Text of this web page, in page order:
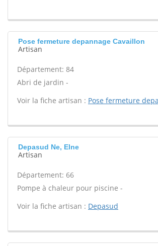
Pose fermeture depannage Cavaillon
Artisan
Département: 84
Abri de jardin -
Voir la fiche artisan : Pose fermeture
Depasud Ne, Elne
Artisan
Département: 66
Pompe à chaleur pour piscine -
Voir la fiche artisan : Depasud